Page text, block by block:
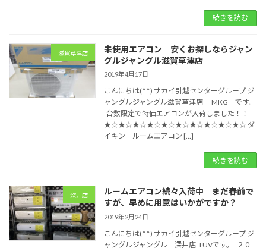
続きを読む
滋賀草津店
未使用エアコン 安くお探しならジャン
グルジャングル滋賀草津店
2019年4月17日
こんにちは(^^) サカイ引越センターグループ ジ
ャングルジャングル滋賀草津店 MKG です。
台数限定で特価エアコンが入荷しました！！
★☆★☆★☆★☆★☆★☆★☆★☆★☆★☆ ダ
イキン ルームエアコン […]
続きを読む
深井店
ルームエアコン続々入荷中 まだ春前で
すが、早めに用意はいかがですか？
2019年2月24日
こんにちは(^^) サカイ引越センターグループ ジ
ャングルジャングル 深井店 TUVです。 ２０